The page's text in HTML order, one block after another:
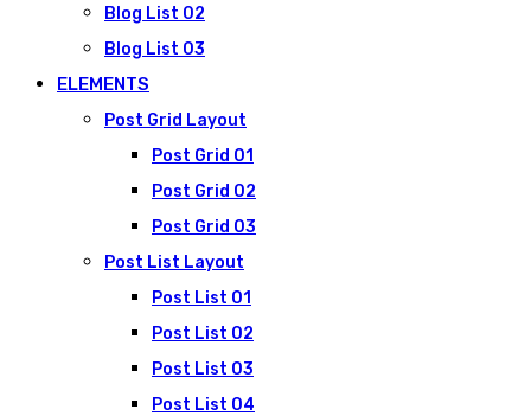
Blog List 02
Blog List 03
ELEMENTS
Post Grid Layout
Post Grid 01
Post Grid 02
Post Grid 03
Post List Layout
Post List 01
Post List 02
Post List 03
Post List 04